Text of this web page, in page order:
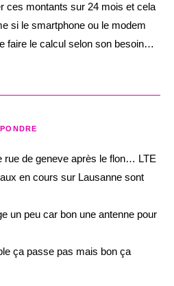
ces montants sur 24 mois et cela
si le smartphone ou le modem
faire le calcul selon son besoin…
rue de geneve après le flon… LTE
en cours sur Lausanne sont
un peu car bon une antenne pour
ça passe pas mais bon ça